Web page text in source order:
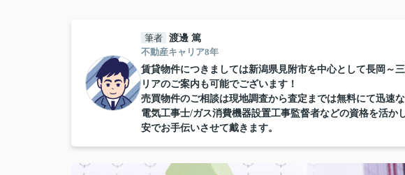
筆者 渡邊 篤
不動産キャリア8年
賃貸物件につきましては新潟県見附市を中心として長岡～
リアのご案内も可能でございます！
売買物件のご相談は現地調査から査定までは無料にて迅速
電気工事士/ガス消費機器設置工事監督者などの資格を活か
安でお手伝いさせて戴きます。